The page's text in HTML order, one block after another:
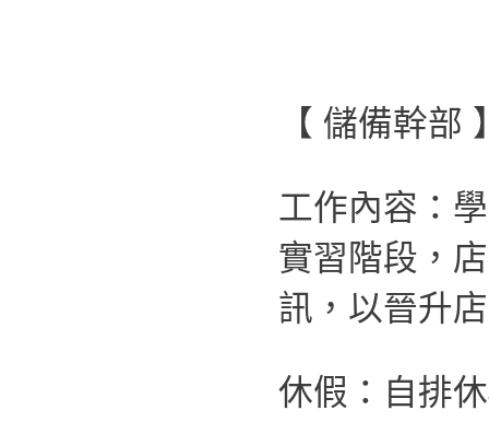
【 儲備幹部
工作內容：
實習階段，
訊，以晉升
休假：自排